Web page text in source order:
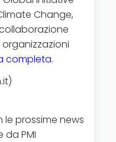
Change,
organizzazioni
completa.
prossime news
da PMI